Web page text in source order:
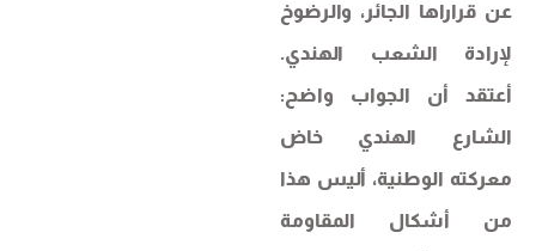
عن قراراها الجائر، والرضوخ
لإرادة الشعب الهندي.
أعتقد أن الجواب واضح:
الشارع الهندي خاض
معركته الوطنية، أليس هذا
من أشكال المقاومة